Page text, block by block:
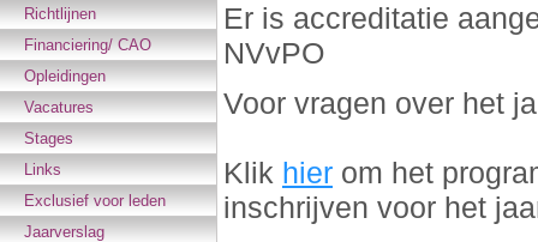
Richtlijnen
Financiering/ CAO
Opleidingen
Vacatures
Stages
Links
Exclusief voor leden
Jaarverslag
Er is accreditatie
NVvPO
Voor vragen over het
Klik hier om het
inschrijven voor het